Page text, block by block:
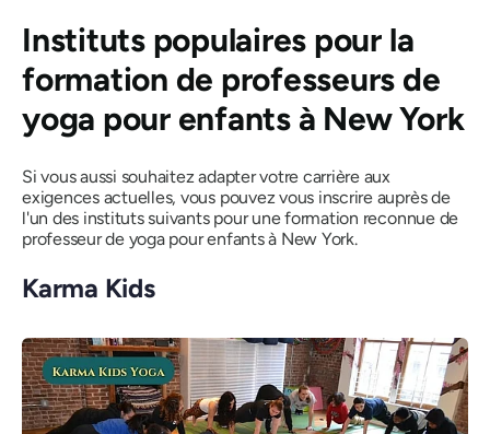
Instituts populaires pour la
formation de professeurs de
yoga pour enfants à New York
Si vous aussi souhaitez adapter votre carrière aux
exigences actuelles, vous pouvez vous inscrire auprès de
l'un des instituts suivants pour une formation reconnue de
professeur de yoga pour enfants à New York.
Karma Kids